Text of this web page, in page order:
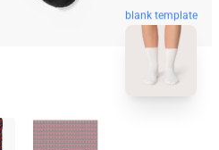
blank template